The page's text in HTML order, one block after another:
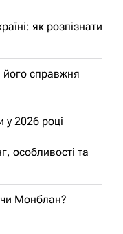
як розпізнати
його справжня
у 2026 році
особливості та
Монблан?